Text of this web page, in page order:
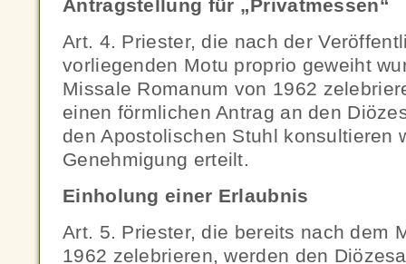
Antragstellung für „Privatmessen“
Art. 4. Priester, die nach der
vorliegenden Motu proprio geweiht
Missale Romanum von 1962
einen förmlichen Antrag an den
den Apostolischen Stuhl konsultieren
Genehmigung erteilt.
Einholung einer Erlaubnis
Art. 5. Priester, die bereits nach dem
1962 zelebrieren, werden den